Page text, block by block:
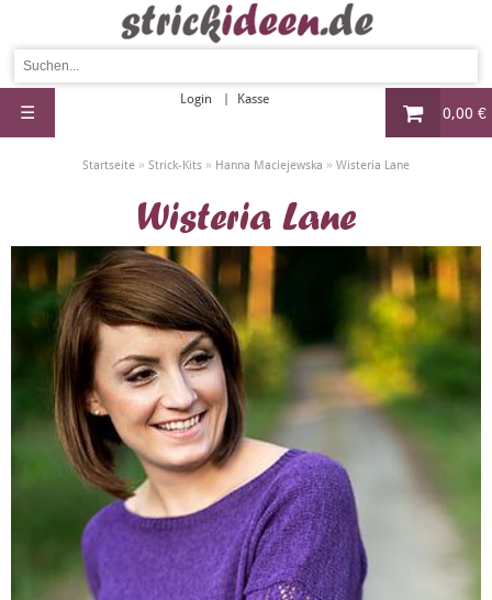
0,00 €
Login Kasse
☰
Startseite » Strick-Kits » Hanna Maciejewska » Wisteria Lane
Wisteria Lane